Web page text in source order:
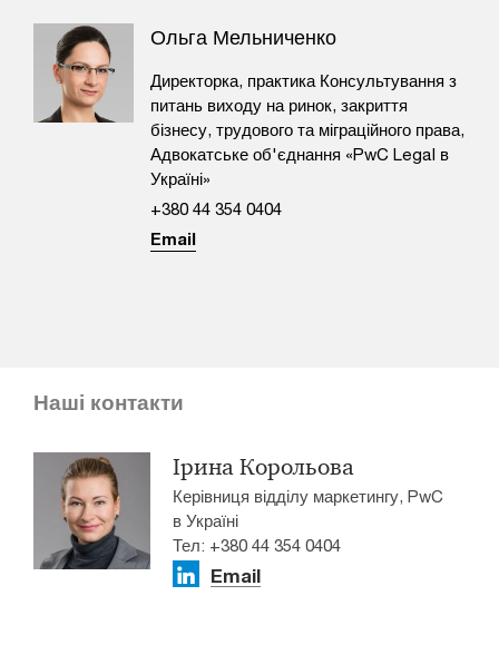
Ольга Мельниченко
Директорка, практика Консультування з
питань виходу на ринок, закриття
бізнесу, трудового та міграційного права,
Адвокатське об'єднання «PwC Legal в
Україні»
+380 44 354 0404
Email
Наші контакти
Ірина Корольова
Керівниця відділу маркетингу, PwC
в Україні
Тел: +380 44 354 0404
Email